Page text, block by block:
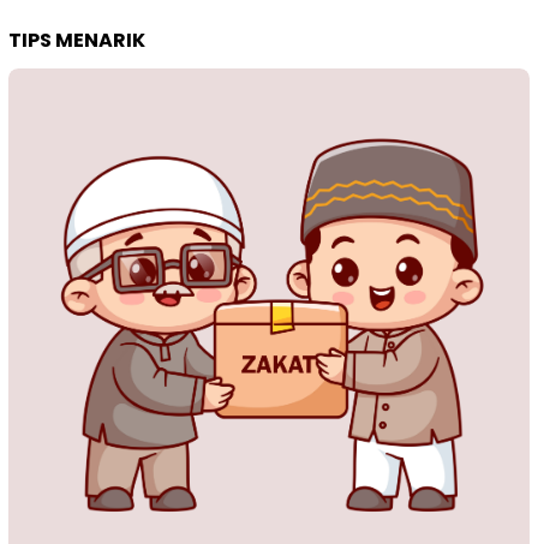
TIPS MENARIK